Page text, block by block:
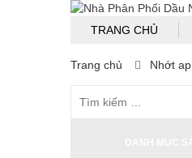
TRANG CHỦ
Trang chủ Nhớt ap